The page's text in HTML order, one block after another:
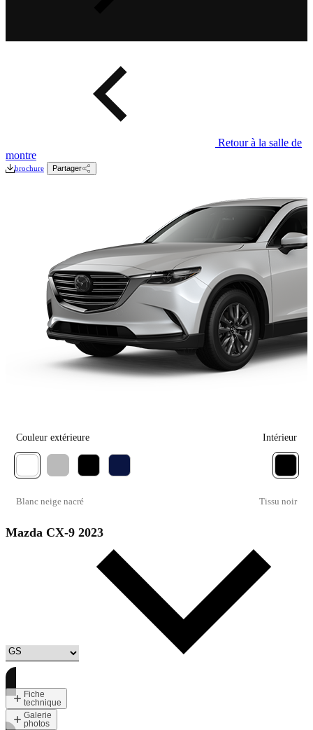
Retour à la salle de
montre
brochure Partager
Couleur extérieure
Blanc neige nacré
Intérieur
Tissu noir
Mazda CX-9 2023
Fiche
technique
Galerie
photos